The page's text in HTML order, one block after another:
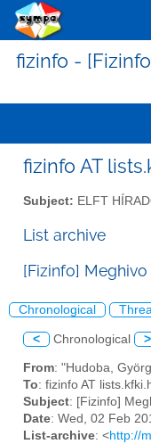
fizinfo -
fizinfo AT
Subject: ELFT
List archive
[Fizinfo]
Chronological
< Chronological >
From: "Hudoba,
To: fizinfo AT
Subject: [Fizinfo]
Date: Wed, 02 Feb
List-archive: <http://